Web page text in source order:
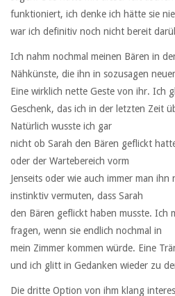
funktioniert, ich denke ich hätte sie
war ich definitiv noch nicht bereit
Ich nahm nochmal meinen Bären in
Nähkünste, die ihn in sozusagen
Eine wirklich nette Geste von ihr. Ich
Geschenk, das ich in der letzten Zeit
Natürlich wusste ich gar
nicht ob Sarah den Bären geflickt
oder der Wartebereich vorm
Jenseits oder wie auch immer man ihn
instinktiv vermuten, dass Sarah
den Bären geflickt haben musste. Ich
fragen, wenn sie endlich nochmal in
mein Zimmer kommen würde. Eine
und ich glitt in Gedanken wieder zu
Die dritte Option von ihm klang